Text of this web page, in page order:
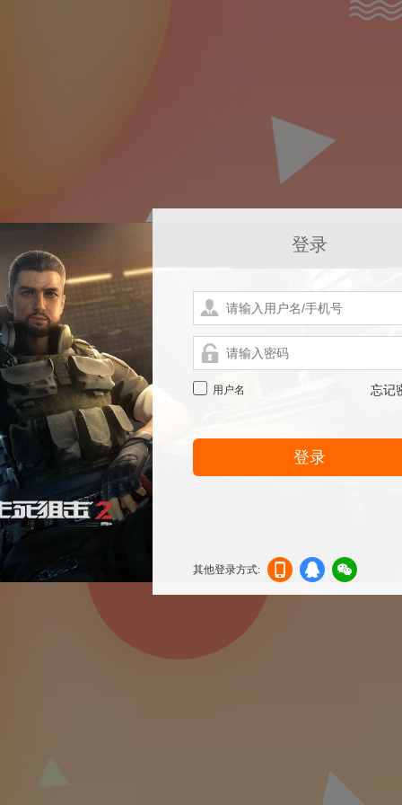
登录
用户名 忘记
登录
其他登录方式:
机登
登录
信登